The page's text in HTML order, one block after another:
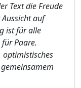
Text die Freude
auf
ist für alle
Paare.
optimistisches